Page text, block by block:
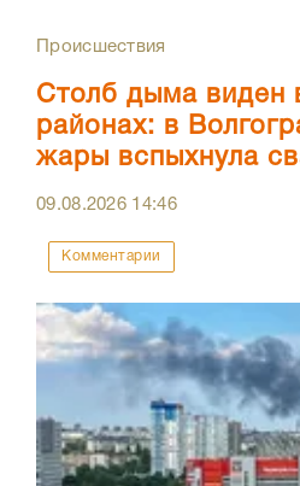
Происшествия
Столб дыма виден
районах: в
жары вспыхнула
09.08.2026 14:46
Комментарии